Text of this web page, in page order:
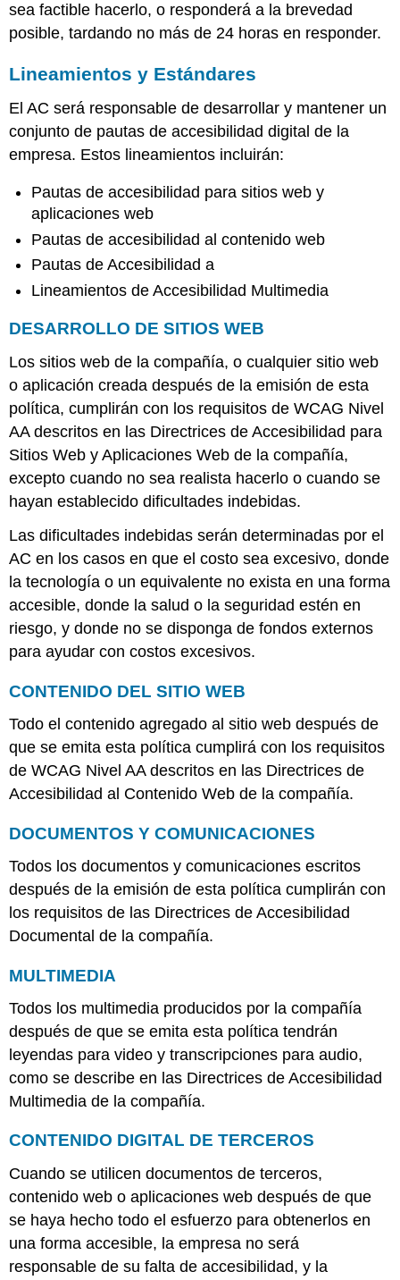
sea factible hacerlo, o responderá a la brevedad
posible, tardando no más de 24 horas en responder.
Lineamientos y Estándares
El AC será responsable de desarrollar y mantener un
conjunto de pautas de accesibilidad digital de la
empresa. Estos lineamientos incluirán:
Pautas de accesibilidad para sitios web y
aplicaciones web
Pautas de accesibilidad al contenido web
Pautas de Accesibilidad a
Lineamientos de Accesibilidad Multimedia
DESARROLLO DE SITIOS WEB
Los sitios web de la compañía, o cualquier sitio web
o aplicación creada después de la emisión de esta
política, cumplirán con los requisitos de WCAG Nivel
AA descritos en las Directrices de Accesibilidad para
Sitios Web y Aplicaciones Web de la compañía,
excepto cuando no sea realista hacerlo o cuando se
hayan establecido dificultades indebidas.
Las dificultades indebidas serán determinadas por el
AC en los casos en que el costo sea excesivo, donde
la tecnología o un equivalente no exista en una forma
accesible, donde la salud o la seguridad estén en
riesgo, y donde no se disponga de fondos externos
para ayudar con costos excesivos.
CONTENIDO DEL SITIO WEB
Todo el contenido agregado al sitio web después de
que se emita esta política cumplirá con los requisitos
de WCAG Nivel AA descritos en las Directrices de
Accesibilidad al Contenido Web de la compañía.
DOCUMENTOS Y COMUNICACIONES
Todos los documentos y comunicaciones escritos
después de la emisión de esta política cumplirán con
los requisitos de las Directrices de Accesibilidad
Documental de la compañía.
MULTIMEDIA
Todos los multimedia producidos por la compañía
después de que se emita esta política tendrán
leyendas para video y transcripciones para audio,
como se describe en las Directrices de Accesibilidad
Multimedia de la compañía.
CONTENIDO DIGITAL DE TERCEROS
Cuando se utilicen documentos de terceros,
contenido web o aplicaciones web después de que
se haya hecho todo el esfuerzo para obtenerlos en
una forma accesible, la empresa no será
responsable de su falta de accesibilidad, y la